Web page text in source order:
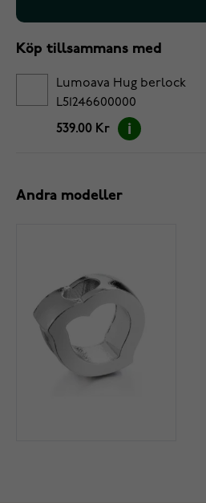
Köp tillsammans med
Lumoava Hug berlock
L51246600000
539.00 Kr
Andra modeller